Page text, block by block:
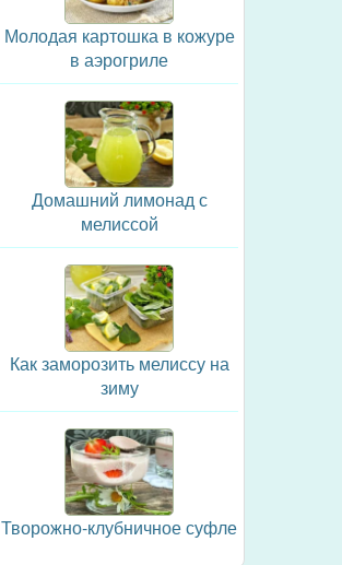
Молодая картошка в кожуре
в аэрогриле
Домашний лимонад с
мелиссой
Как заморозить мелиссу на
зиму
Творожно-клубничное суфле